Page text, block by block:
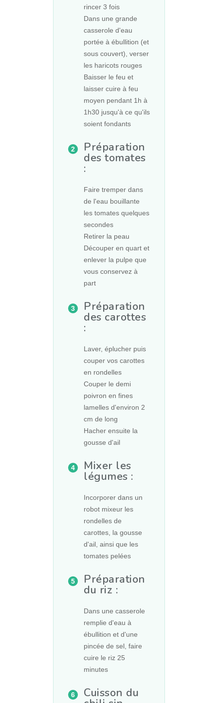
rincer 3 fois
Dans une grande
casserole d'eau
portée à ébullition (et
sous couvert), verser
les haricots rouges
Baisser le feu et
laisser cuire à feu
moyen pendant 1h à
1h30 jusqu'à ce qu'ils
soient fondants
Préparation
des tomates
:
Faire tremper dans
de l'eau bouillante
les tomates quelques
secondes
Retirer la peau
Découper en quart et
enlever la pulpe que
vous conservez à
part
Préparation
des carottes
:
Laver, éplucher puis
couper vos carottes
en rondelles
Couper le demi
poivron en fines
lamelles d'environ 2
cm de long
Hacher ensuite la
gousse d'ail
Mixer les
légumes :
Incorporer dans un
robot mixeur les
rondelles de
carottes, la gousse
d'ail, ainsi que les
tomates pelées
Préparation
du riz :
Dans une casserole
remplie d'eau à
ébullition et d'une
pincée de sel, faire
cuire le riz 25
minutes
Cuisson du